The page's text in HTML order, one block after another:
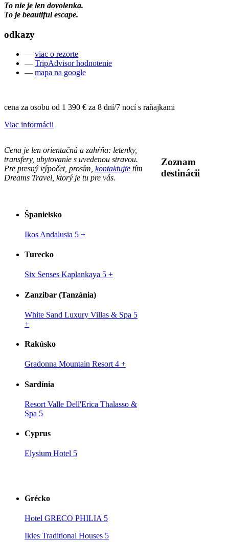
To nie je len dovolenka.
To je beautiful escape.
odkazy
— viac o rezorte
— TripAdvisor hodnotenie
— mapa na google
cena za osobu od 1 390 € za 8 dní/7 nocí s raňajkami
Viac informácii
Cena je len orientačná a zahŕňa: letenky,
transfery, ubytovanie s uvedenou stravou.
Pre presný výpočet, prosím, kontaktujte tím
Dreams Travel, ktorý je tu pre vás.
Zoznam
destinácii
Španielsko
Ikos Andalusia 5 +
Turecko
Six Senses Kaplankaya 5 +
Zanzibar (Tanzánia)
White Sand Luxury Villas & Spa 5
+
Rakúsko
Gradonna Mountain Resort 4 +
Sardínia
Resort Valle Dell'Erica Thalasso &
Spa 5
Cyprus
Elysium Hotel 5
Grécko
Hotel GRECO PHILIA 5
Ikies Traditional Houses 5